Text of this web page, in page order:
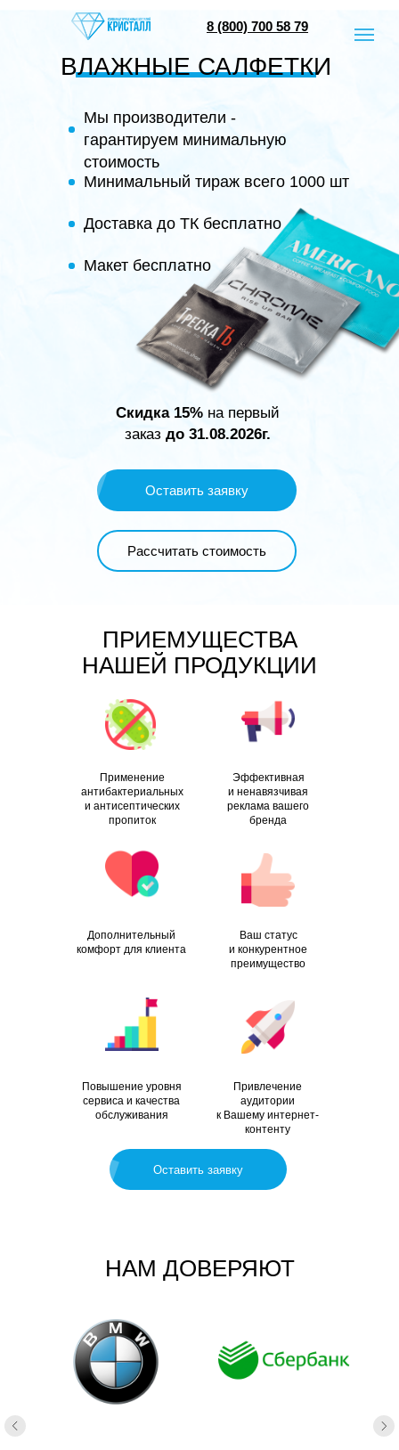
ВЛАЖНЫЕ САЛФЕТКИ
Рассчитать стоимость
Скидка 15%на первый
заказ до 31.08.2026г.
Оставить заявку
Доставка до ТК бесплатно
Макет бесплатно
Минимальный тираж всего 1000 шт
Мы производители -
гарантируем минимальную
стоимость
8 (800) 700 58 79
ПРИЕМУЩЕСТВА
НАШЕЙ ПРОДУКЦИИ
Применение
антибактериальных
и антисептических
пропиток
Эффективная
и ненавязчивая
реклама вашего
бренда
Дополнительный
комфорт для клиента
Ваш статус
и конкурентное
преимущество
Повышение уровня
сервиса и качества
обслуживания
Привлечение
аудитории
к Вашему интернет-
контенту
Оставить заявку
НАМ ДОВЕРЯЮТ